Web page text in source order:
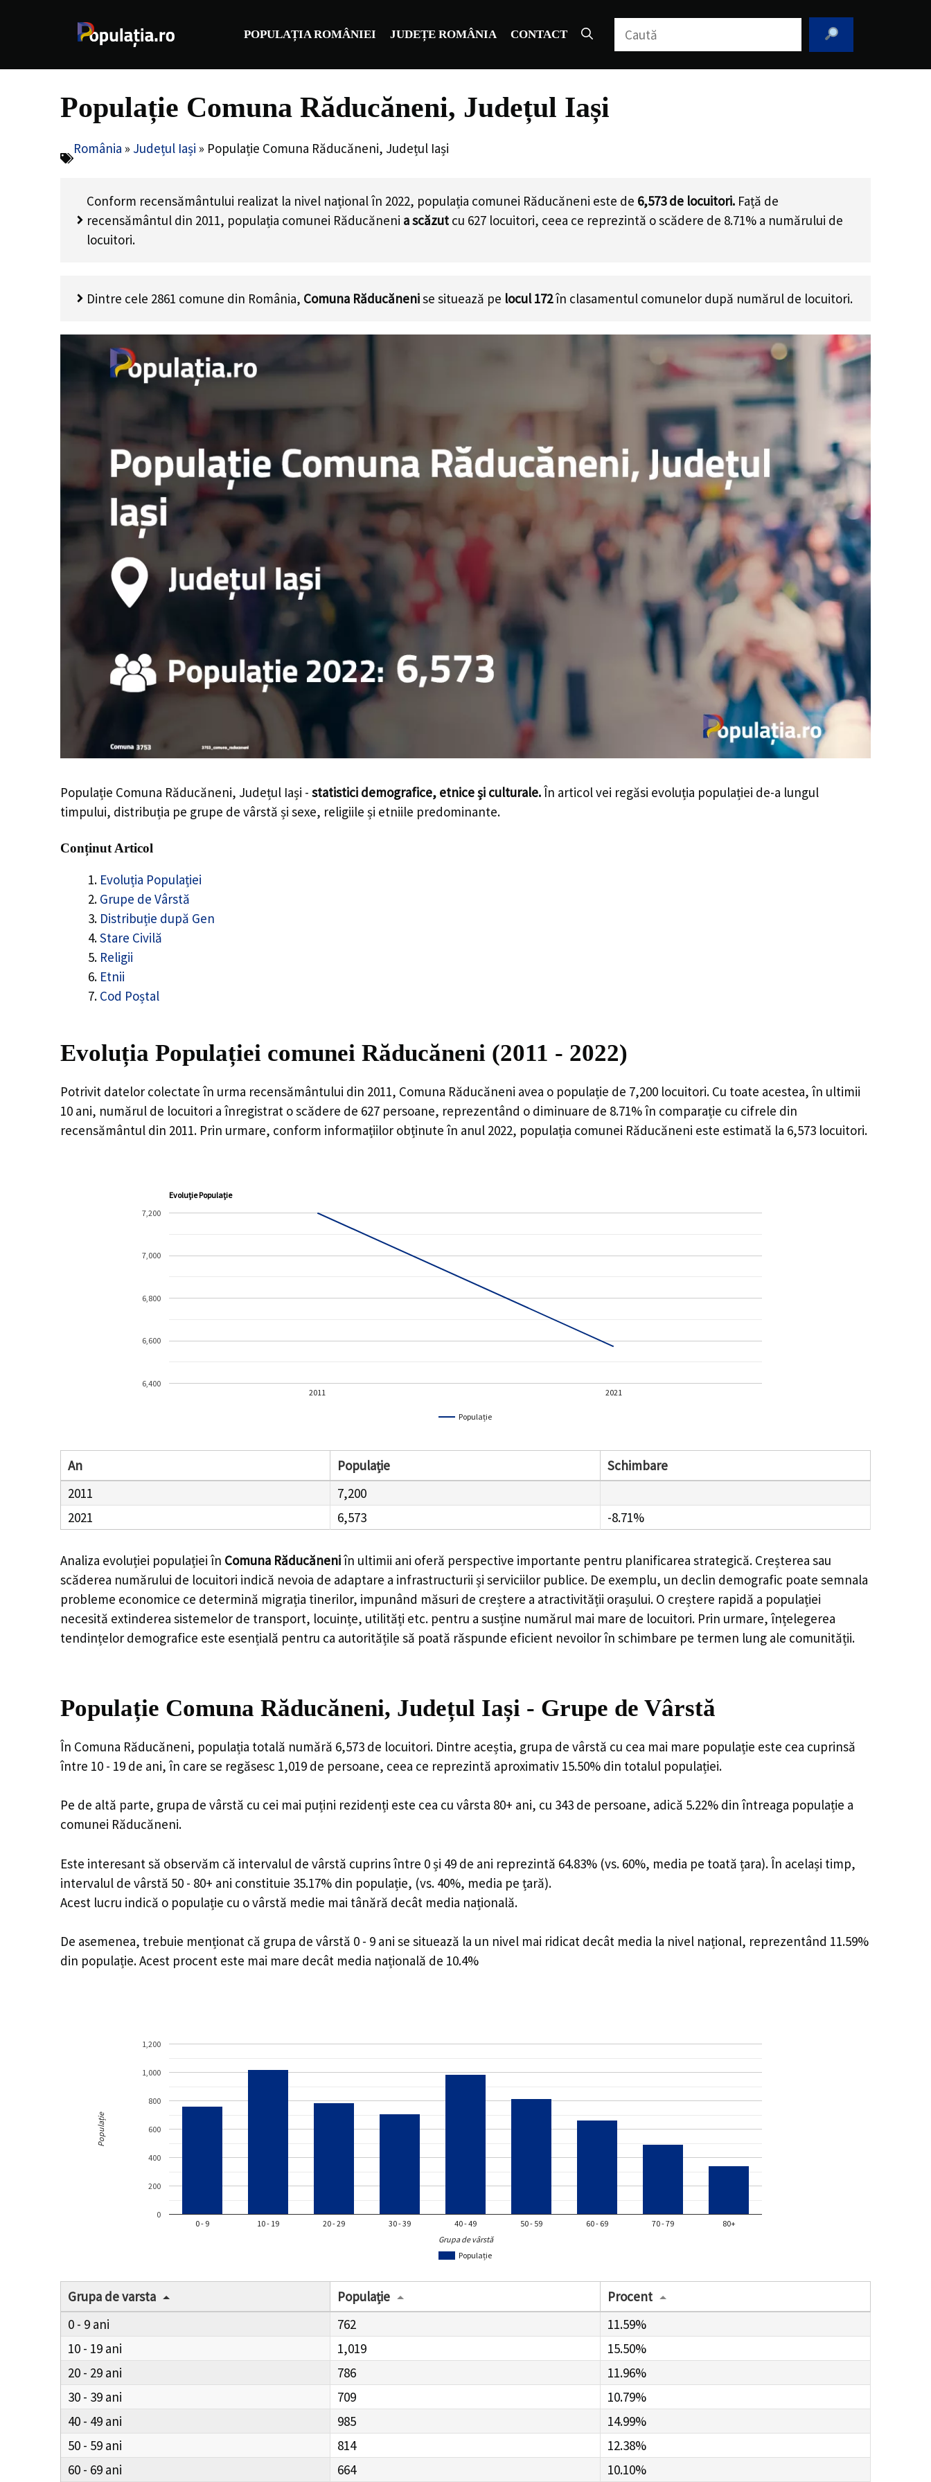
POPULAȚIA ROMÂNIEI JUDEȚE ROMÂNIA CONTACT Caută
Populație Comuna Răducăneni, Județul Iași
România » Județul Iași » Populație Comuna Răducăneni, Județul Iași
Conform recensământului realizat la nivel național în 2022, populația comunei Răducăneni este de 6,573de locuitori. Față de
recensământul din 2011, populația comunei Răducăneni a scăzut cu 627 locuitori, ceea ce reprezintă o scădere de 8.71% a numărului de
locuitori.
Dintre cele 2861 comune din România, Comuna Răducănenise situează pe locul 172în clasamentul comunelor după numărul de locuitori.
Populație Comuna Răducăneni, Județul Iași - statistici demografice, etnice și culturale.În articol vei regăsi evoluția populației de-a lungul
timpului, distribuția pe grupe de vârstă și sexe, religiile și etniile predominante.
Conținut Articol
Evoluția Populației
Grupe de Vârstă
Distribuție după Gen
Stare Civilă
Religii
Etnii
Cod Poștal
Evoluția Populației comunei Răducăneni (2011 - 2022)
Potrivit datelor colectate în urma recensământului din 2011, Comuna Răducăneni avea o populație de 7,200 locuitori. Cu toate acestea, în ultimii
10 ani, numărul de locuitori a înregistrat oscădere de 627 persoane, reprezentând o diminuare de 8.71%în comparație cu cifrele din
recensământul din 2011. Prin urmare, conform informațiilor obținute în anul 2022, populația comunei Răducăneni este estimată la 6,573 locuitori.
Evoluție Populație
Populație
2011 2021
6,400
6,600
6,800
7,000
7,200
An Populație
Schimbare
2011
7,200
2021
6,573 -8.71%
Analiza evoluției populației în Comuna Răducăneniîn ultimii ani oferă perspective importante pentru planificarea strategică. Creșterea sau
scăderea numărului de locuitori indică nevoia de adaptare a infrastructurii și serviciilor publice. De exemplu, un declin demografic poate semnala
probleme economice ce determină migrația tinerilor, impunând măsuri de creștere a atractivității orașului. O creștere rapidă a populației
necesită extinderea sistemelor de transport, locuințe, utilități etc. pentru a susține numărul mai mare de locuitori. Prin urmare, înțelegerea
tendințelor demografice este esențială pentru ca autoritățile să poată răspunde eficient nevoilor în schimbare pe termen lung ale comunității.
Populație Comuna Răducăneni, Județul Iași - Grupe de Vârstă
În Comuna Răducăneni, populația totală numără 6,573 de locuitori. Dintre aceștia, grupa de vârstă cu cea mai mare populație este cea cuprinsă
între 10 - 19 de ani, în care se regăsesc 1,019 de persoane, ceea ce reprezintă aproximativ 15.50% din totalul populației.
Pe de altă parte, grupa de vârstă cu cei mai puțini rezidenți este cea cu vârsta 80+ ani, cu 343 de persoane, adică 5.22% din întreaga populație a
comunei Răducăneni.
Este interesant să observăm că intervalul de vârstă cuprins între 0 și 49 de ani reprezintă 64.83% (vs. 60%, media pe toată țara). În același timp,
intervalul de vârstă 50 - 80+ ani constituie 35.17% din populație, (vs. 40%, media pe țară).
Acest lucru indică o populație cu o vârstă medie mai tânără decât media națională.
De asemenea, trebuie menționat că grupa de vârstă 0 - 9 ani se situează la un nivel mai ridicat decât media la nivel național, reprezentând 11.59%
din populație. Acest procent este mai mare decât media națională de 10.4%
Populație
0 - 9 10 - 19 20 - 29 30 - 39 40 - 49 50 - 59 60 - 69 70 - 79 80+
0
200
400
600
800
1,000
1,200
Grupa de vârstă
Populație
Grupa de varsta Populație
Procent
0 - 9
762
11.59%
10 - 19
1,019
15.50%
20 - 29
786
11.96%
30 - 39
709
10.79%
40 - 49
985
14.99%
50 - 59
814
12.38%
60 - 69
664 10.10%